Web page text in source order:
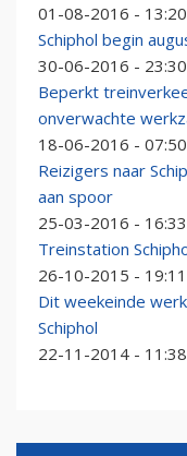
01-08-2016 - 13:20
Schiphol begin
30-06-2016 - 23:30
Beperkt
onverwachte
18-06-2016 - 07:50
Reizigers naar
aan spoor
25-03-2016 - 16:33
Treinstation
26-10-2015 - 19:11
Dit weekeinde
Schiphol
22-11-2014 - 11:38